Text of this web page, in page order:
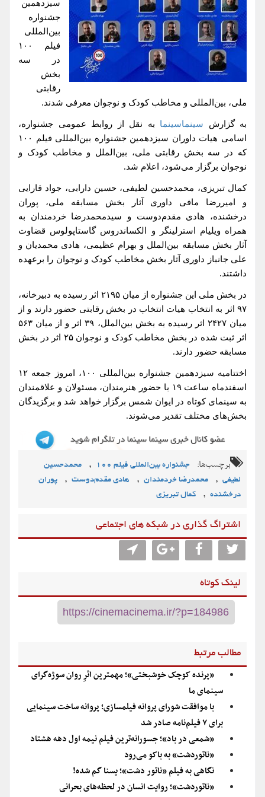
سیزدهمین
جشنواره
بین‌المللی
فیلم ۱۰۰
در سه
بخش
رقابتی
ملی، بین‌المللی و مخاطب کودک و نوجوان معرفی شدند.
به گزارش سینماسینما به نقل از روابط عمومی جشنواره،
اسامی هیات داوران سیزدهمین جشنواره بین‌المللی فیلم ۱۰۰
که در سه بخش رقابتی ملی، بین‌الملل و مخاطب کودک و
نوجوان برگزار می‌شود، اعلام شد.
کمال تبریزی، محمدحسین لطیفی، حسین دارابی، جواد قارایی
و امیررضا مافی داوری آثار بخش مسابقه ملی، پوران
درخشنده، هادی مقدم‌دوست و سیدمحمدرضا خردمندان به
همراه ویلیام استرلینگر و الکساندروس گاستاپولوس قضاوت
آثار بخش مسابقه بین‌الملل و بهرام عظیمی، هادی محمدیان و
علی جانباز داوری آثار بخش مخاطب کودک و نوجوان را برعهده
داشتند.
در بخش ملی این جشنواره از میان ۲۱۹۵ اثر رسیده به دبیرخانه،
۹۷ اثر به انتخاب هیات انتخاب در بخش رقابتی حضور دارند و از
میان ۲۴۲۷ اثر رسیده به بخش بین‌الملل، ۳۹ اثر و از میان ۵۶۳
اثر ثبت شده در بخش مخاطب کودک و نوجوان ۲۵ اثر در بخش
مسابقه حضور دارند.
اختتامیه سیزدهمین جشنواره بین‌المللی ۱۰۰، امروز جمعه ۱۲
اسفندماه ساعت ۱۹ با حضور هنرمندان، مسئولان و علاقمندان
به سینمای کوتاه در ایوان شمس برگزار خواهد شد و برگزیدگان
بخش‌های مختلف تقدیر می‌شوند.
برچسب‌ها: جشنواره بین‌المللی فیلم ۱۰۰ ,
محمدحسین
لطیفی , محمدرضا خردمندان , هادی مقدم‌دوست ,
پوران
درخشنده , کمال تبریزی
اشتراگ گذاری در شبکه های اجتماعی
لینک کوتاه
مطالب مرتبط
«پرنده کوچک خوشبختی»؛ مهمترین اثرِ روان سوژه‌گرای
سینمای ما
با موافقت شورای پروانه فیلمسازی؛ پروانه ساخت سینمایی
برای ۷ فیلم‌‌نامه صادر شد
«شمعی در باد»؛ جسورانه‌ترین فیلم نیمه اول دهه هشتاد
«ناتوردشت» به باکو می‌رود
نگاهی به فیلم «ناتور دشت»؛ یسنا گم شده!
«ناتوردشت»؛ روایت انسان در لحظه‌های بحرانی